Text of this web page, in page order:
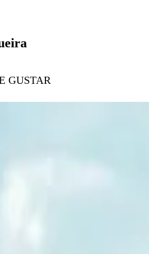
GUSTAR